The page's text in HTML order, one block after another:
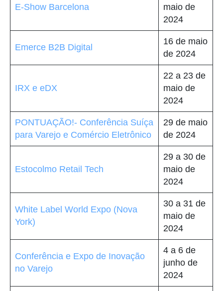
E-Show Barcelona
maio de
2024
Emerce B2B Digital
16 de maio
de 2024
IRX e eDX
22 a 23 de
maio de
2024
PONTUAÇÃO!- Conferência Suíça
para Varejo e Comércio Eletrônico
29 de maio
de 2024
Estocolmo Retail Tech
29 a 30 de
maio de
2024
White Label World Expo (Nova
York)
30 a 31 de
maio de
2024
Conferência e Expo de Inovação
no Varejo
4 a 6 de
junho de
2024